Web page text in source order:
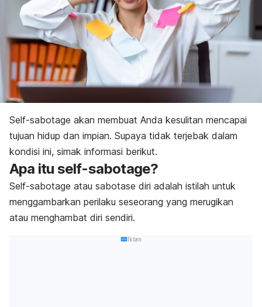
Self-sabotage akan membuat Anda kesulitan mencapai
tujuan hidup dan impian. Supaya tidak terjebak dalam
kondisi ini, simak informasi berikut.
Apa itu self-sabotage?
Self-sabotage atau sabotase diri adalah istilah untuk
menggambarkan perilaku seseorang yang merugikan
atau menghambat diri sendiri.
Iklan